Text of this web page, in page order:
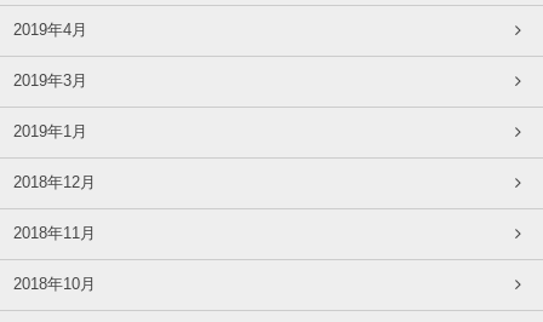
2019年4月
2019年3月
2019年1月
2018年12月
2018年11月
2018年10月